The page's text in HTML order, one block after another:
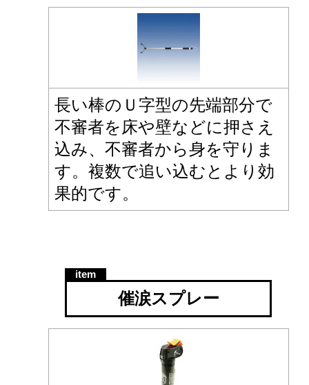
長い棒のＵ字型の先端部分で
不審者を床や壁などに押さえ
込み、不審者から身を守りま
す。複数で追い込むとより効
果的です。
催涙スプレー